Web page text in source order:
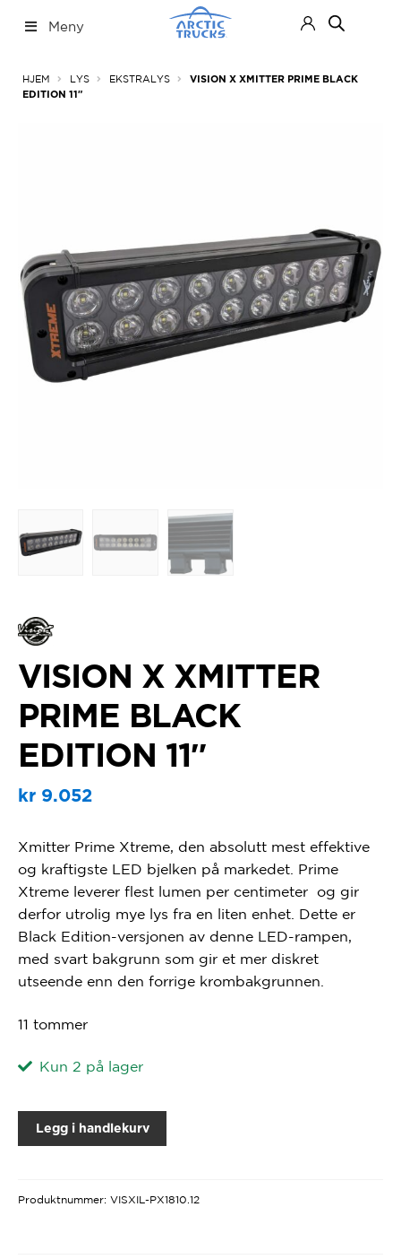
til
til
Meny
ut
HJEM LYS EKSTRALYS
VISION X XMITTER PRIME BLACK
EDITION 11″
VISION X XMITTER
PRIME BLACK
EDITION 11″
kr9.052
Xmitter Prime Xtreme, den absolutt mest effektive
og kraftigste LED bjelken på markedet. Prime
Xtreme leverer flest lumen per centimeter og gir
derfor utrolig mye lys fra en liten enhet. Dette er
Black Edition-versjonen av denne LED-rampen,
med svart bakgrunn som gir et mer diskret
utseende enn den forrige krombakgrunnen.
11 tommer
Kun 2 på lager
Legg i handlekurv
Produktnummer: VISXIL-PX1810.12